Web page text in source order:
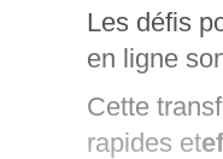
Les défis
en ligne
Cette
rapides et